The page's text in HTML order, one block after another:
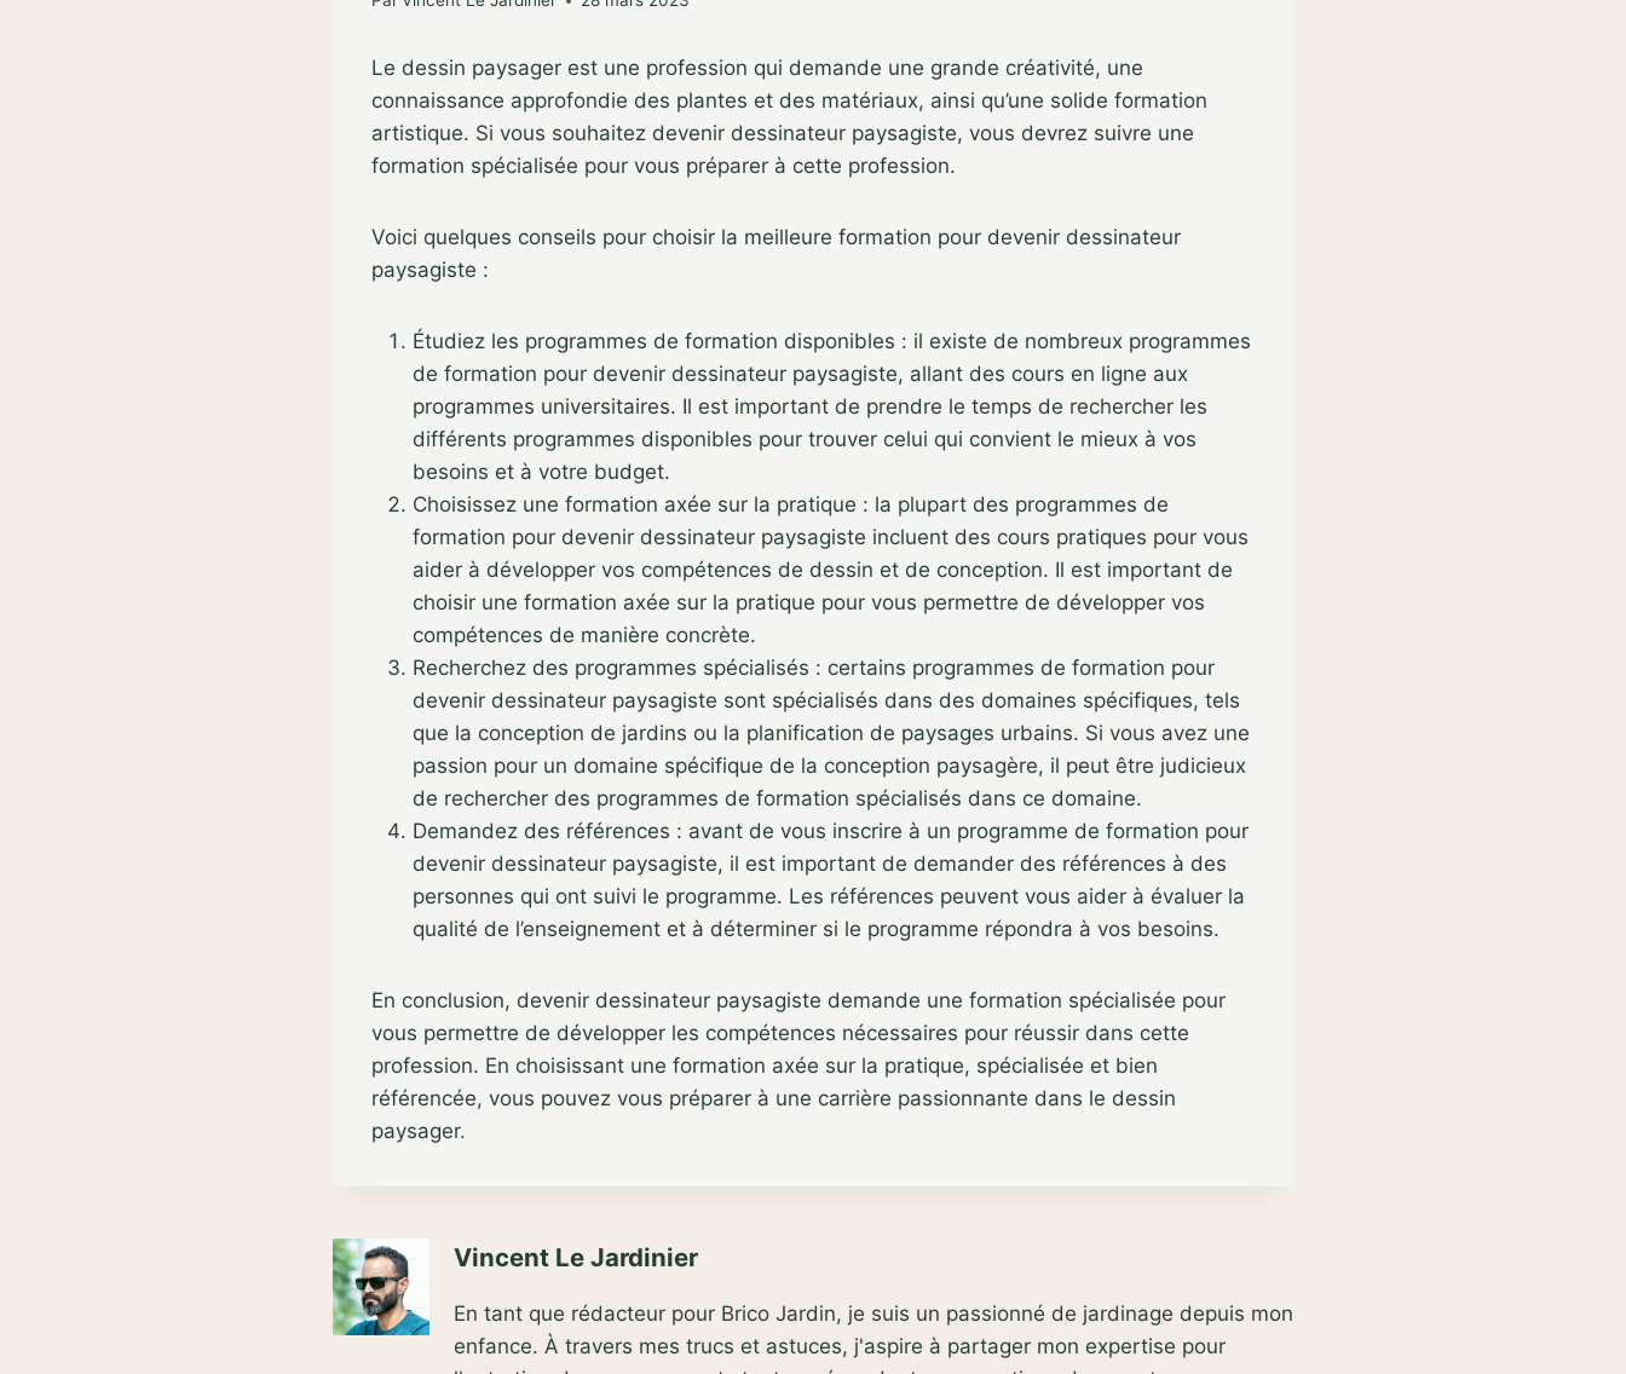
Le dessin paysager est une profession qui demande une grande créativité, une
connaissance approfondie des plantes et des matériaux, ainsi qu’une solide formation
artistique. Si vous souhaitez devenir dessinateur paysagiste, vous devrez suivre une
formation spécialisée pour vous préparer à cette profession.
Voici quelques conseils pour choisir la meilleure formation pour devenir dessinateur
paysagiste :
Étudiez les programmes de formation disponibles : il existe de nombreux programmes
de formation pour devenir dessinateur paysagiste, allant des cours en ligne aux
programmes universitaires. Il est important de prendre le temps de rechercher les
différents programmes disponibles pour trouver celui qui convient le mieux à vos
besoins et à votre budget.
Choisissez une formation axée sur la pratique : la plupart des programmes de
formation pour devenir dessinateur paysagiste incluent des cours pratiques pour vous
aider à développer vos compétences de dessin et de conception. Il est important de
choisir une formation axée sur la pratique pour vous permettre de développer vos
compétences de manière concrète.
Recherchez des programmes spécialisés : certains programmes de formation pour
devenir dessinateur paysagiste sont spécialisés dans des domaines spécifiques, tels
que la conception de jardins ou la planification de paysages urbains. Si vous avez une
passion pour un domaine spécifique de la conception paysagère, il peut être judicieux
de rechercher des programmes de formation spécialisés dans ce domaine.
Demandez des références : avant de vous inscrire à un programme de formation pour
devenir dessinateur paysagiste, il est important de demander des références à des
personnes qui ont suivi le programme. Les références peuvent vous aider à évaluer la
qualité de l’enseignement et à déterminer si le programme répondra à vos besoins.
En conclusion, devenir dessinateur paysagiste demande une formation spécialisée pour
vous permettre de développer les compétences nécessaires pour réussir dans cette
profession. En choisissant une formation axée sur la pratique, spécialisée et bien
référencée, vous pouvez vous préparer à une carrière passionnante dans le dessin
paysager.
Vincent Le Jardinier
En tant que rédacteur pour Brico Jardin, je suis un passionné de jardinage depuis mon
enfance. À travers mes trucs et astuces, j'aspire à partager mon expertise pour